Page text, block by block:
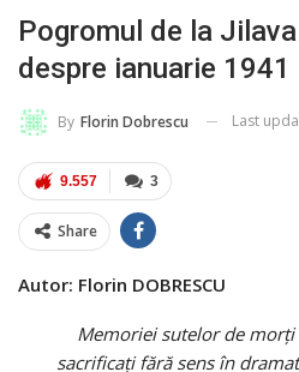
Pogromul de la
despre ianuarie 1941
By Florin Dobrescu Last
3
9.557
Share
Autor: Florin DOBRESCU
Memoriei sutelor de
sacrificaţi fără sens în